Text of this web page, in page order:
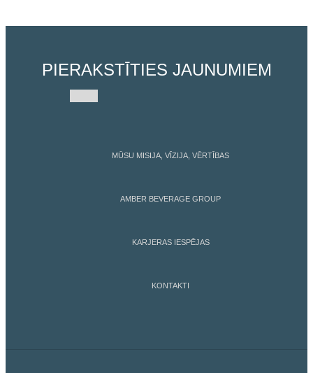
PIERAKSTĪTIES JAUNUMIEM
MŪSU MISIJA, VĪZIJA, VĒRTĪBAS
AMBER BEVERAGE GROUP
KARJERAS IESPĒJAS
KONTAKTI